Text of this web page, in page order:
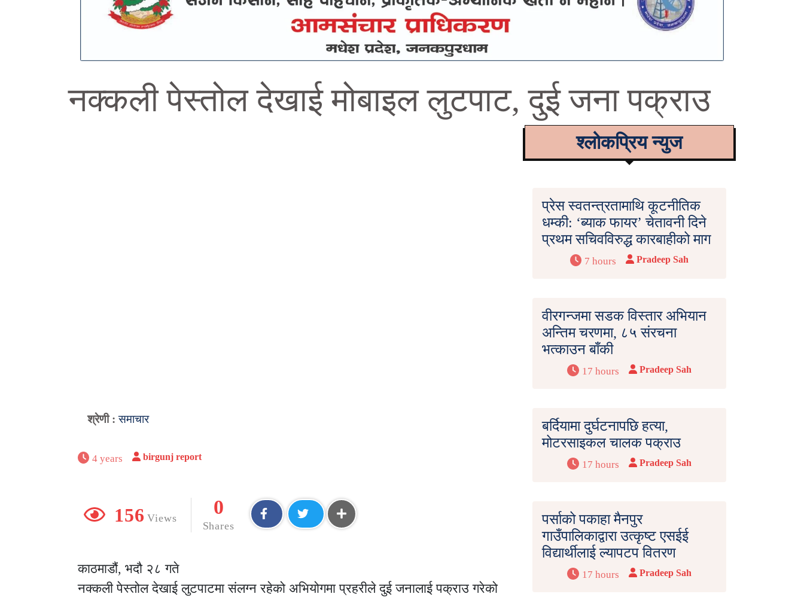
नक्कली पेस्तोल देखाई मोबाइल लुटपाट, दुई जना पक्राउ
श्रेणी :समाचार
4 years birgunj report
156 Views
0
Shares
काठमाडौं, भदौ २८ गते
नक्कली पेस्तोल देखाई लुटपाटमा संलग्न रहेको अभियोगमा प्रहरीले दुई जनालाई पक्राउ गरेको
श्लोकप्रिय न्युज
प्रेस स्वतन्त्रतामाथि कूटनीतिक
धम्की: ‘ब्याक फायर’ चेतावनी दिने
प्रथम सचिवविरुद्ध कारबाहीको माग
7 hours Pradeep Sah
वीरगन्जमा सडक विस्तार अभियान
अन्तिम चरणमा, ८५ संरचना
भत्काउन बाँकी
17 hours Pradeep Sah
बर्दियामा दुर्घटनापछि हत्या,
मोटरसाइकल चालक पक्राउ
17 hours Pradeep Sah
पर्साको पकाहा मैनपुर
गाउँपालिकाद्वारा उत्कृष्ट एसईई
विद्यार्थीलाई ल्यापटप वितरण
17 hours Pradeep Sah